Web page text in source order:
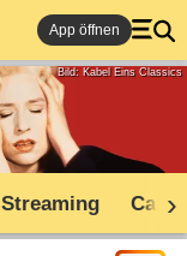
App öffnen
Bild: Kabel Eins Classics
Streaming Cast